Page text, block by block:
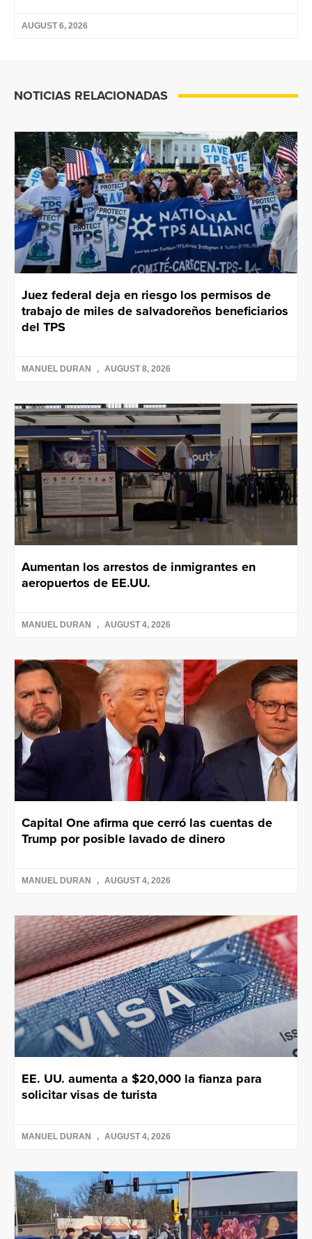
AUGUST 6, 2026
NOTICIAS RELACIONADAS
Juez federal deja en riesgo los permisos de
trabajo de miles de salvadoreños beneficiarios
del TPS
MANUEL DURAN AUGUST 8, 2026
Aumentan los arrestos de inmigrantes en
aeropuertos de EE.UU.
MANUEL DURAN AUGUST 4, 2026
Capital One afirma que cerró las cuentas de
Trump por posible lavado de dinero
MANUEL DURAN AUGUST 4, 2026
EE. UU. aumenta a $20,000 la fianza para
solicitar visas de turista
MANUEL DURAN AUGUST 4, 2026